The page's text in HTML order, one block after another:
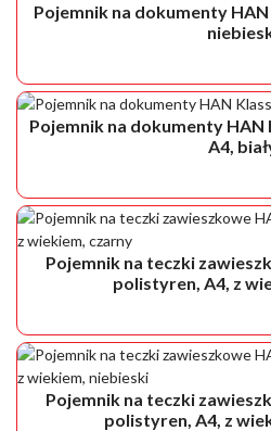
Pojemnik na dokumenty
Pojemnik na dokumenty
A4,
Pojemnik na teczki
polistyren, A4, z
Pojemnik na teczki
polistyren, A4, z